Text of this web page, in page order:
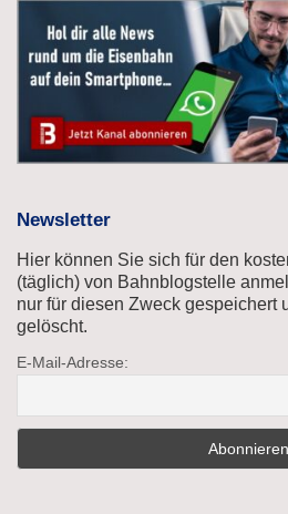
Newsletter
Hier können Sie sich für den
(täglich) von Bahnblogstelle
nur für diesen Zweck gespeichert
gelöscht.
E-Mail-Adresse: